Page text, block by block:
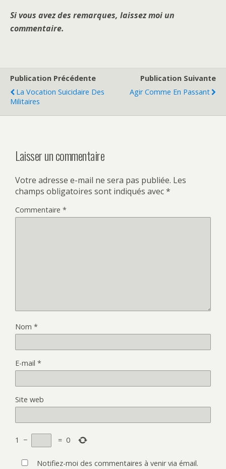
Si vous avez des remarques, laissez moi un
commentaire.
Publication Précédente
La Vocation Suicidaire Des
Militaires
Publication Suivante
Agir Comme En Passant
Laisser un commentaire
Votre adresse e-mail ne sera pas publiée. Les
champs obligatoires sont indiqués avec*
Commentaire *
Nom *
E-mail *
Site web
1 − = 0
Notifiez-moi des commentaires à venir via émail.